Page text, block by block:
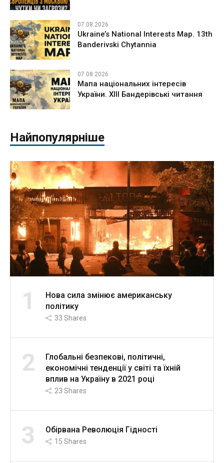
07.08.2026
Ukraine’s National Interests Map. 13th
Banderivski Chytannia
07.08.2026
Мапа національних інтересів
України. ХІІІ Бандерівські читання
Найпопулярніше
1
Нова сила змінює американську
політику
33 Shares
2
Глобальні безпекові, політичні,
економічні тенденції у світі та їхній
вплив на Україну в 2021 році
23 Shares
3 Обірвана Революція Гідності
15 Shares